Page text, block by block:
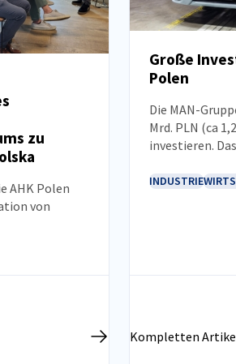
zu
AHK Polen
von
über die
polnischen
Große
Polen
Die MAN-
Mrd. PLN (ca
investieren.
unterzeichnete
Generation
INDUSTRIE
Kompletten